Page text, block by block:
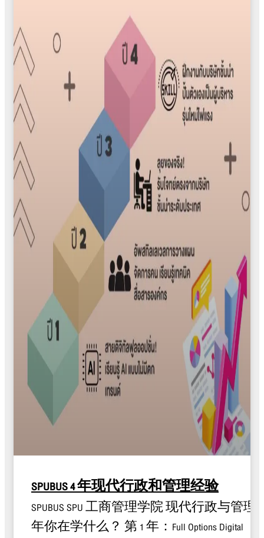
SPUBUS 4 年现代行政和管理经验
SPUBUS SPU 工商管理学院 现代行政与管理 4
年你在学什么？ 第 1 年：Full Options Digital